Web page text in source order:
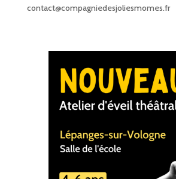
contact@compagniedesjoliesmomes.fr